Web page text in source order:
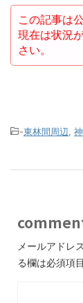
この記事は
現在は状況
さい。
-東林間周辺
メールアドレ
る欄は必須項